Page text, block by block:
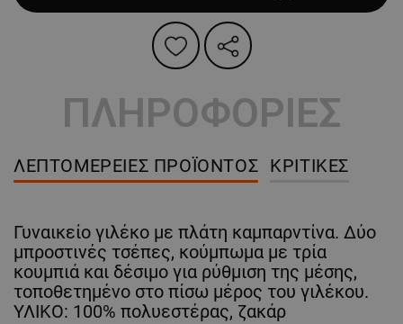
ΠΛΗΡΟΦΟΡΙΕΣ
ΛΕΠΤΟΜΈΡΕΙΕΣ ΠΡΟΪΌΝΤΟΣ ΚΡΙΤΙΚΈΣ
Γυναικείο γιλέκο με πλάτη καμπαρντίνα. Δύο
μπροστινές τσέπες, κούμπωμα με τρία
κουμπιά και δέσιμο για ρύθμιση της μέσης,
τοποθετημένο στο πίσω μέρος του γιλέκου.
ΥΛΙΚΟ: 100% πολυεστέρας, ζακάρ